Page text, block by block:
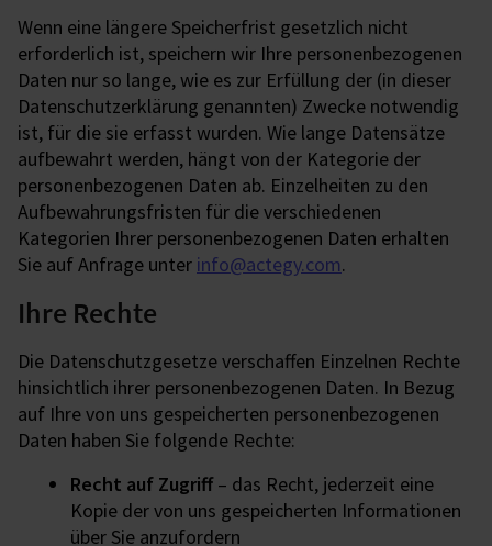
Wenn eine längere Speicherfrist gesetzlich nicht
erforderlich ist, speichern wir Ihre personenbezogenen
Daten nur so lange, wie es zur Erfüllung der (in dieser
Datenschutzerklärung genannten) Zwecke notwendig
ist, für die sie erfasst wurden. Wie lange Datensätze
aufbewahrt werden, hängt von der Kategorie der
personenbezogenen Daten ab. Einzelheiten zu den
Aufbewahrungsfristen für die verschiedenen
Kategorien Ihrer personenbezogenen Daten erhalten
Sie auf Anfrage unter info@actegy.com.
Ihre Rechte
Die Datenschutzgesetze verschaffen Einzelnen Rechte
hinsichtlich ihrer personenbezogenen Daten. In Bezug
auf Ihre von uns gespeicherten personenbezogenen
Daten haben Sie folgende Rechte:
Recht auf Zugriff– das Recht, jederzeit eine
Kopie der von uns gespeicherten Informationen
über Sie anzufordern